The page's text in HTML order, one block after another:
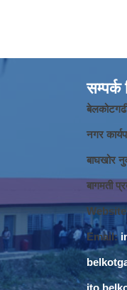
सम्पर्क
नगर
बाघखोर
बागमती
Email: